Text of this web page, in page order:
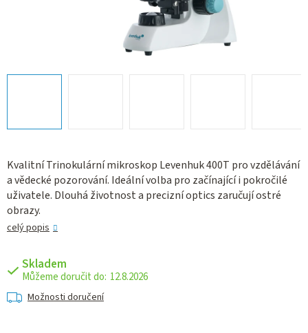
Kvalitní Trinokulární mikroskop Levenhuk 400T pro vzdělávání
a vědecké pozorování. Ideální volba pro začínající i pokročilé
uživatele. Dlouhá životnost a precizní optics zaručují ostré
obrazy.
celý popis
Skladem
12.8.2026
Možnosti doručení